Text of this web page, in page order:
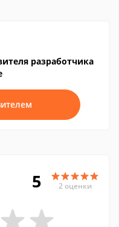
разработчика
5 2 оценки